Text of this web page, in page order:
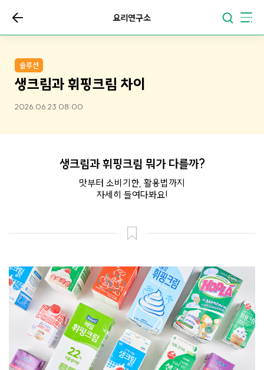
요리연구소
솔루션
생크림과 휘핑크림 차이
2026.06.23 08:00
생크림과 휘핑크림 뭐가 다를까?
맛부터 소비기한, 활용법까지
자세히 들여다봐요!